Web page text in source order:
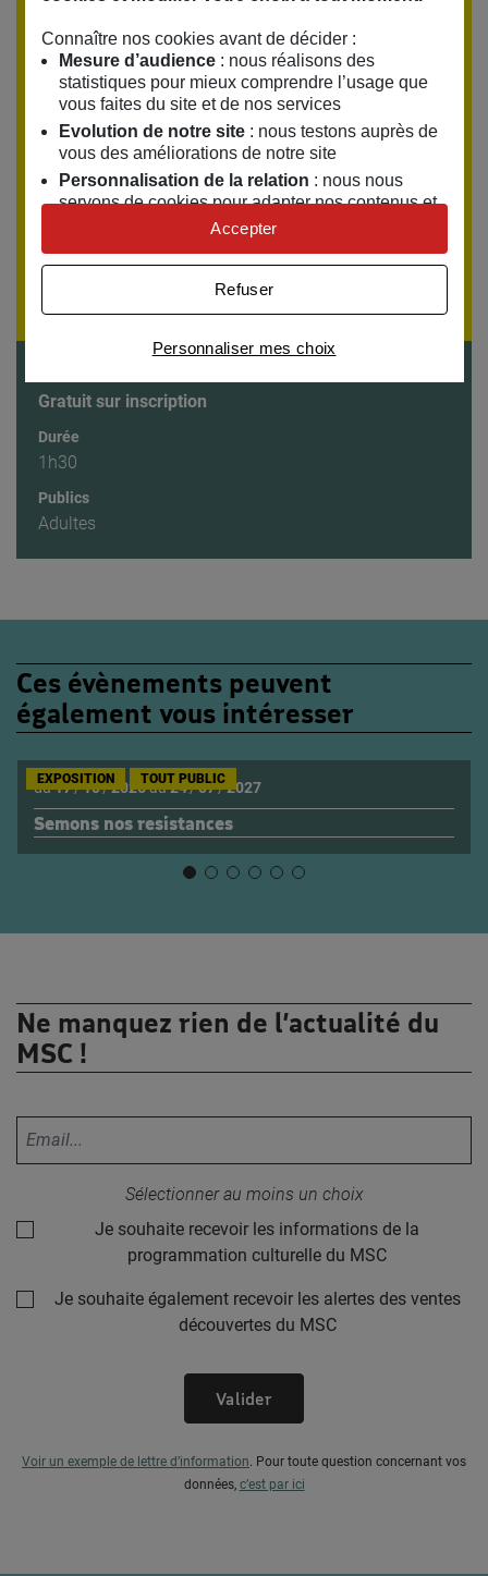
Encore un peu de patience, les réservations ouvrent le
jeudi 1 octobre 2026. Si vous souhaitez être alerté(e),
laissez-nous votre email.
Votre adresse email
Voir toutes les séances
Gratuit sur inscription
Durée
1h30
Publics
Adultes
Ces évènements peuvent
également vous intéresser
Semons nos resistances
du17/10/2026au24/07/2027
EXPOSITION TOUT PUBLIC
Ne manquez rien de l’actualité du
MSC !
Sélectionner au moins un choix
Je souhaite recevoir les informations de la
programmation culturelle du MSC
Je souhaite également recevoir les alertes des ventes
découvertes du MSC
Valider
Voir un exemple de lettre d’information Pour toute question concernant vos
données, c’est par ici
Connaître nos cookies avant de décider :
Mesure d’audience: nous réalisons des
statistiques pour mieux comprendre l’usage que
vous faites du site et de nos services
Evolution de notre site: nous testons auprès de
vous des améliorations de notre site
Personnalisation de la relation : nous nous
servons de cookies pour adapter nos contenus et
personnaliser nos offres
Univers publicitaire: nous utilisons avec nos
publicités personnalisées
Personnaliser mes choix
Refuser
Accepter